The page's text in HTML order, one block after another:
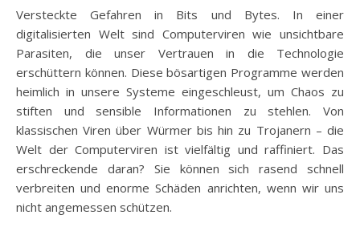
Versteckte Gefahren in Bits und Bytes. In einer
digitalisierten Welt sind Computerviren wie unsichtbare
Parasiten, die unser Vertrauen in die Technologie
erschüttern können. Diese bösartigen Programme werden
heimlich in unsere Systeme eingeschleust, um Chaos zu
stiften und sensible Informationen zu stehlen. Von
klassischen Viren über Würmer bis hin zu Trojanern – die
Welt der Computerviren ist vielfältig und raffiniert. Das
erschreckende daran? Sie können sich rasend schnell
verbreiten und enorme Schäden anrichten, wenn wir uns
nicht angemessen schützen.